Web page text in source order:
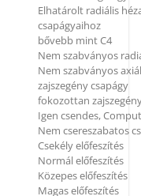
Elhatárolt radiális
csapágyaihoz
bővebb mint C4
Nem szabványos
Nem szabványos
zajszegény csapágy
fokozottan
Igen csendes,
Nem csereszabatos
Csekély előfeszítés
Normál előfeszítés
Közepes előfeszítés
Magas előfeszítés